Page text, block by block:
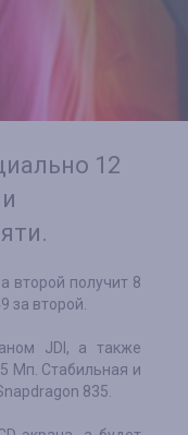
12
второй получит 8
за второй.
JDI, а также
Мп. Стабильная и
835.